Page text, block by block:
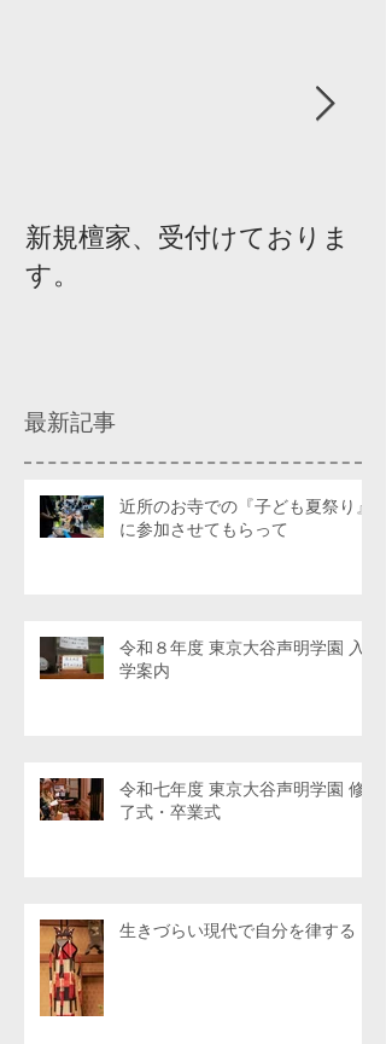
新規檀家、受付けておりま
す。
最新記事
近所のお寺での『子ども夏祭り』
に参加させてもらって
令和８年度 東京大谷声明学園 入
学案内
令和七年度 東京大谷声明学園 修
了式・卒業式
生きづらい現代で自分を律する